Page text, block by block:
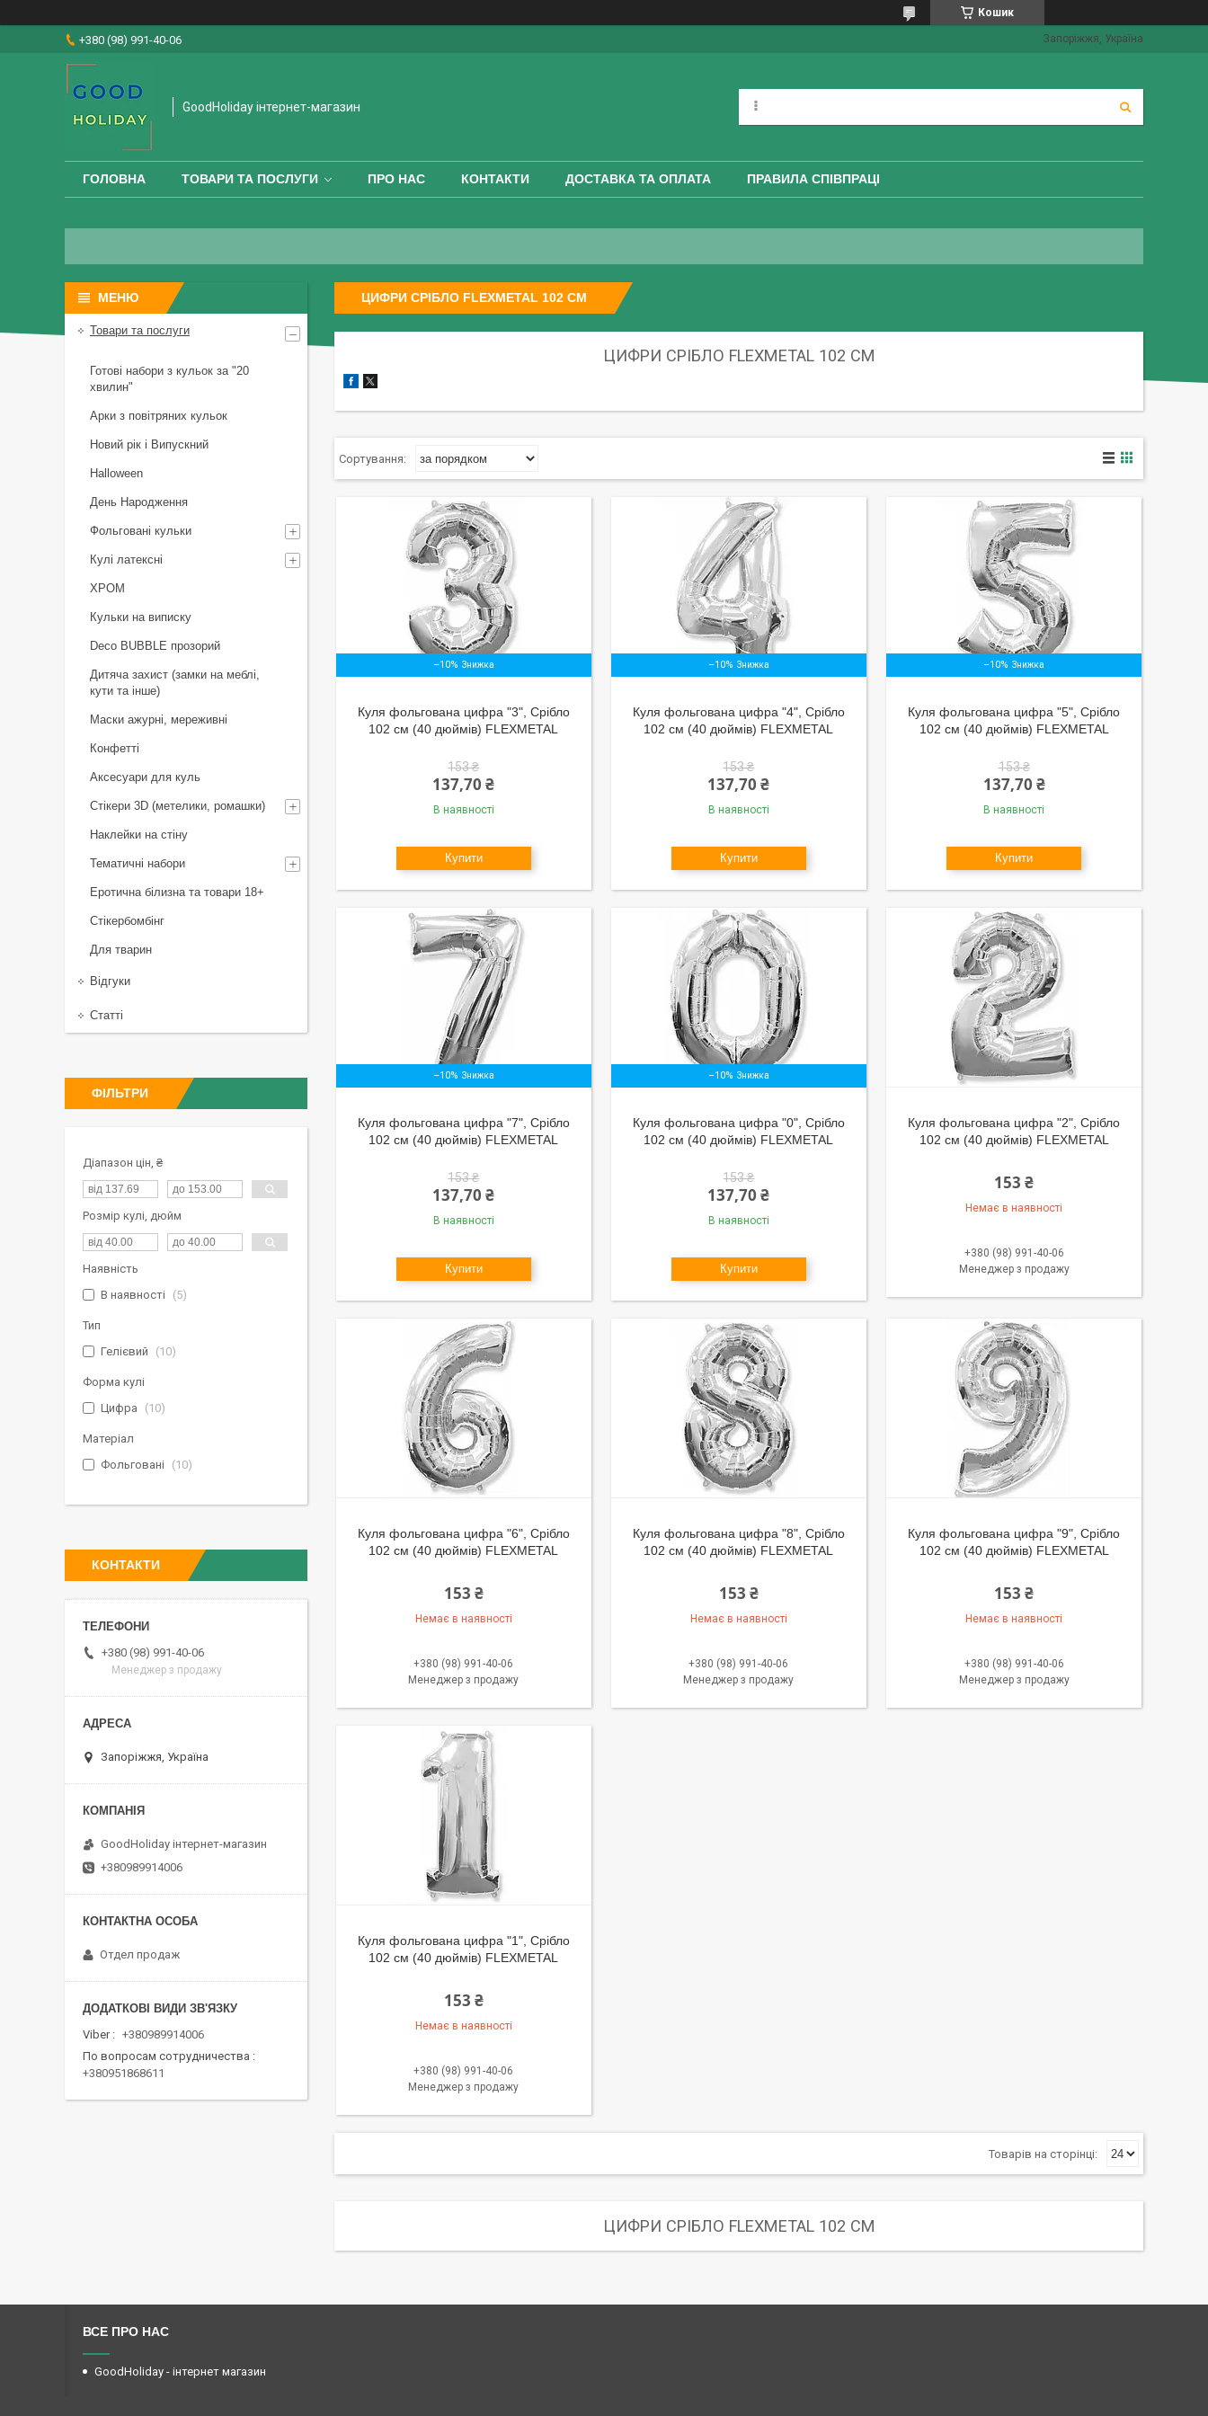
Кошик
+380 (98) 991-40-06 Запоріжжя, Україна
GoodHoliday інтернет-магазин
ГОЛОВНА ТОВАРИ ТА ПОСЛУГИ ПРО НАС КОНТАКТИ ДОСТАВКА ТА ОПЛАТА ПРАВИЛА СПІВПРАЦІ
ЦИФРИ СРІБЛО FLEXMETAL 102 СМ
ЦИФРИ СРІБЛО FLEXMETAL 102 СМ
–10%
Куля фольгована цифра "3", Срібло
102 см (40 дюймів) FLEXMETAL
153 ₴
137,70 ₴
В наявності
Купити
–10%
Куля фольгована цифра "4", Срібло
102 см (40 дюймів) FLEXMETAL
153 ₴
137,70 ₴
В наявності
Купити
–10%
Куля фольгована цифра "5", Срібло
102 см (40 дюймів) FLEXMETAL
153 ₴
137,70 ₴
В наявності
Купити
–10%
Куля фольгована цифра "7", Срібло
102 см (40 дюймів) FLEXMETAL
153 ₴
137,70 ₴
В наявності
Купити
–10%
Куля фольгована цифра "0", Срібло
102 см (40 дюймів) FLEXMETAL
153 ₴
137,70 ₴
В наявності
Купити
Куля фольгована цифра "2", Срібло
102 см (40 дюймів) FLEXMETAL
153 ₴
Немає в наявності
+380 (98) 991-40-06
Менеджер з продажу
Куля фольгована цифра "6", Срібло
102 см (40 дюймів) FLEXMETAL
153 ₴
Немає в наявності
+380 (98) 991-40-06
Менеджер з продажу
Куля фольгована цифра "8", Срібло
102 см (40 дюймів) FLEXMETAL
153 ₴
Немає в наявності
+380 (98) 991-40-06
Менеджер з продажу
Куля фольгована цифра "9", Срібло
102 см (40 дюймів) FLEXMETAL
153 ₴
Немає в наявності
+380 (98) 991-40-06
Менеджер з продажу
Куля фольгована цифра "1", Срібло
102 см (40 дюймів) FLEXMETAL
153 ₴
Немає в наявності
+380 (98) 991-40-06
Менеджер з продажу
ЦИФРИ СРІБЛО FLEXMETAL 102 СМ
Товари та послуги
Готові набори з кульок за "20
хвилин"
Арки з повітряних кульок
Новий рік і Випускний
Halloween
День Народження
Фольговані кульки
Кулі латексні
ХРОМ
Кульки на виписку
Deco BUBBLE прозорий
Дитяча захист (замки на меблі,
кути та інше)
Маски ажурні, мереживні
Конфетті
Аксесуари для куль
Стікери 3D (метелики, ромашки)
Наклейки на стіну
Тематичні набори
Еротична білизна та товари 18+
Стікербомбінг
Для тварин
Відгуки
Статті
ФІЛЬТРИ
Діапазон цін, ₴
Розмір кулі, дюйм
Наявність
В наявності
5
Тип
Гелієвий
10
Форма кулі
Цифра
10
Матеріал
Фольговані
10
КОНТАКТИ
+380 (98) 991-40-06
Менеджер з продажу
Запоріжжя, Україна
GoodHoliday інтернет-магазин
+380989914006
Отдел продаж
Viber
+380989914006
По вопросам сотрудничества
+380951868611
ВСЕ ПРО НАС
GoodHoliday - інтернет магазин